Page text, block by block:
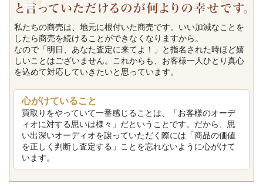
私たちの商売は、地元に根付いた商売です。いい加減なことを
したら商売を続けることができなくなりますから。
なので「明日、あなた査定に来てよ！」と指名された時ほど嬉
しいことはございません。これからも、お客様一人ひとり真心
を込めて対応していきたいと思っています。
心がけていること
買取りをやっていて一番感じることは、「お客様のオーデ
ィオに対する思いは様々」だということです。だから、思
い出深いオーディオを譲っていただく際には「商品の価値
を正しく判断し査定する」ことを忘れないように心がけて
います。